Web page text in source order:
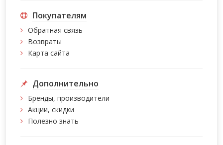
Покупателям
Обратная связь
Возвраты
Карта сайта
Дополнительно
Бренды, производители
Акции, скидки
Полезно знать